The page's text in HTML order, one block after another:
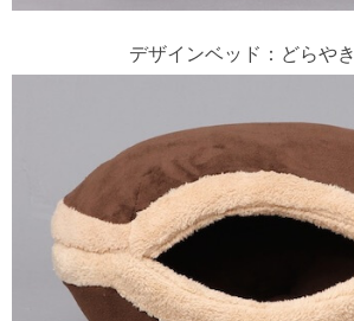
デザインベッド：どらやき